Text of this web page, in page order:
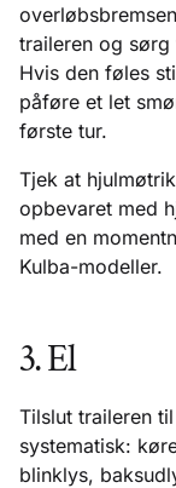
traileren og
Hvis den føles
påføre et let
første tur.
Tjek at
opbevaret med
med en
Kulba-modeller.
3. El
Tilslut traileren
systematisk:
blinklys,